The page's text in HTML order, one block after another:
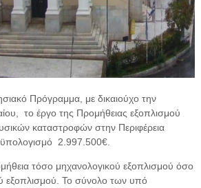
Πρόγραμμα, με δικαιούχο την
το έργο της Προμήθειας εξοπλισμού
καταστροφών στην Περιφέρεια
2.997.500€.
τόσο μηχανολογικού εξοπλισμού όσο
εξοπλισμού. Το σύνολο των υπό